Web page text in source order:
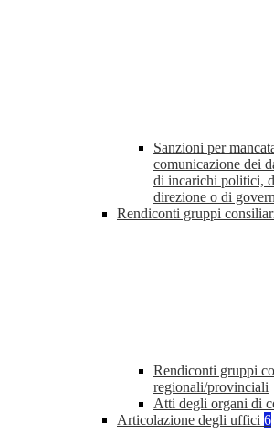
Sanzioni per
comunicazione dei
di incarichi politici,
direzione o di
Rendiconti gruppi
Rendiconti gruppi
regionali/provinciali
Atti degli organi di
Articolazione degli uffici 6